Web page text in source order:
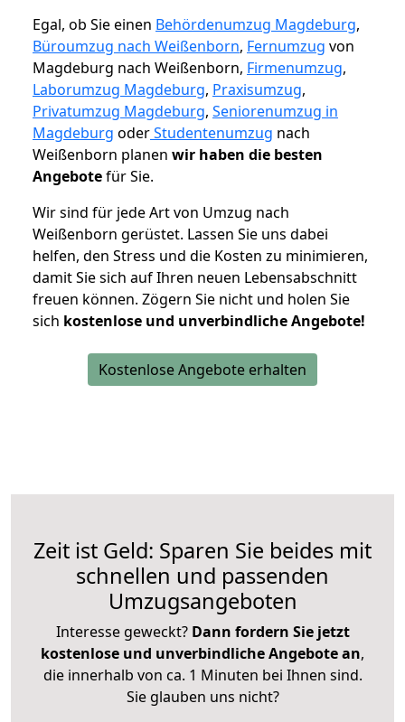
Egal, ob Sie einen Behördenumzug Magdeburg,
Büroumzug nach Weißenborn, Fernumzug von
Magdeburg nach Weißenborn, Firmenumzug,
Laborumzug Magdeburg, Praxisumzug,
Privatumzug Magdeburg, Seniorenumzug in
Magdeburg oderStudentenumzug nach
Weißenborn planen wir haben die besten
Angebotefür Sie.
Wir sind für jede Art von Umzug nach
Weißenborn gerüstet. Lassen Sie uns dabei
helfen, den Stress und die Kosten zu minimieren,
damit Sie sich auf Ihren neuen Lebensabschnitt
freuen können. Zögern Sie nicht und holen Sie
sich kostenlose und unverbindliche Angebote!
Kostenlose Angebote erhalten
Zeit ist Geld: Sparen Sie beides mit
schnellen und passenden
Umzugsangeboten
Interesse geweckt? Dann fordern Sie jetzt
kostenlose und unverbindliche Angebote an,
die innerhalb von ca. 1 Minuten bei Ihnen sind.
Sie glauben uns nicht?